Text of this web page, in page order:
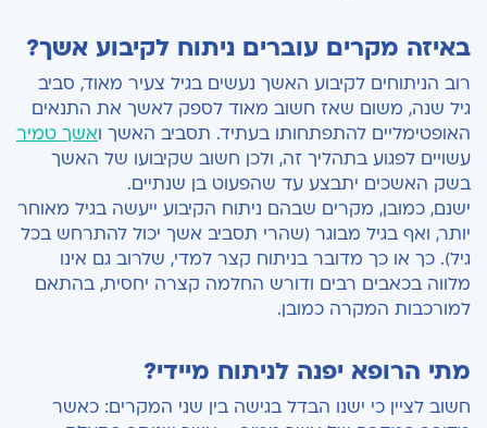
באיזה מקרים עוברים ניתוח לקיבוע אשך?
רוב הניתוחים לקיבוע האשך נעשים בגיל צעיר מאוד, סביב
גיל שנה, משום שאז חשוב מאוד לספק לאשך את התנאים
האופטימליים להתפתחותו בעתיד. תסביב האשך ואשך טמיר
עשויים לפגוע בתהליך זה, ולכן חשוב שקיבועו של האשך
בשק האשכים יתבצע עד שהפעוט בן שנתיים.
ישנם, כמובן, מקרים שבהם ניתוח הקיבוע ייעשה בגיל מאוחר
יותר, ואף בגיל מבוגר (שהרי תסביב אשך יכול להתרחש בכל
גיל). כך או כך מדובר בניתוח קצר למדי, שלרוב גם אינו
מלווה בכאבים רבים ודורש החלמה קצרה יחסית, בהתאם
למורכבות המקרה כמובן.
מתי הרופא יפנה לניתוח מיידי?
חשוב לציין כי ישנו הבדל בגישה בין שני המקרים: כאשר